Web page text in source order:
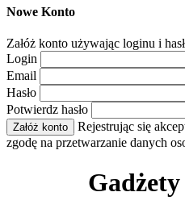
Nowe Konto
Załóż konto używając loginu i
Login
Email
Hasło
Potwierdz hasło
Załóż konto
Rejestrując się
zgodę na przetwarzanie danych